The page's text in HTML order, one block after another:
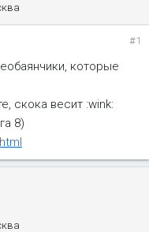
#1
которые
скока весит :wink:
8)